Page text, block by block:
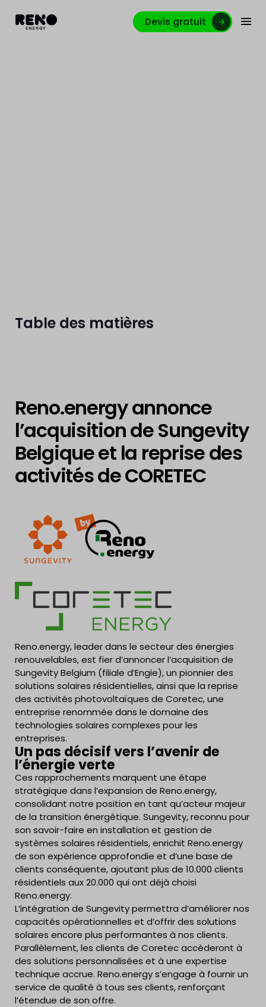
Devis gratuit
Table des matières
Reno.energy annonce
l’acquisition de Sungevity
Belgique et la reprise des
activités de CORETEC
Reno.energy, leader dans le secteur des énergies
renouvelables, est fier d’annoncer l’acquisition de
Sungevity Belgium (filiale d’Engie), un pionnier des
solutions solaires résidentielles, ainsi que la reprise
des activités photovoltaïques de Coretec, une
entreprise renommée dans le domaine des
technologies solaires complexes pour les
entreprises.
Un pas décisif vers l’avenir de
l’énergie verte
Ces rapprochements marquent une étape
stratégique dans l’expansion de Reno.energy,
consolidant notre position en tant qu’acteur majeur
de la transition énergétique. Sungevity, reconnu pour
son savoir-faire en installation et gestion de
systèmes solaires résidentiels, enrichit Reno.energy
de son expérience approfondie et d’une base de
clients conséquente, ajoutant plus de 10.000 clients
résidentiels aux 20.000 qui ont déjà choisi
Reno.energy.
L’intégration de Sungevity permettra d’améliorer nos
capacités opérationnelles et d’offrir des solutions
solaires encore plus performantes à nos clients.
Parallèlement, les clients de Coretec accèderont à
des solutions personnalisées et à une expertise
technique accrue. Reno.energy s’engage à fournir un
service de qualité à tous ses clients, renforçant
l’étendue de son offre.